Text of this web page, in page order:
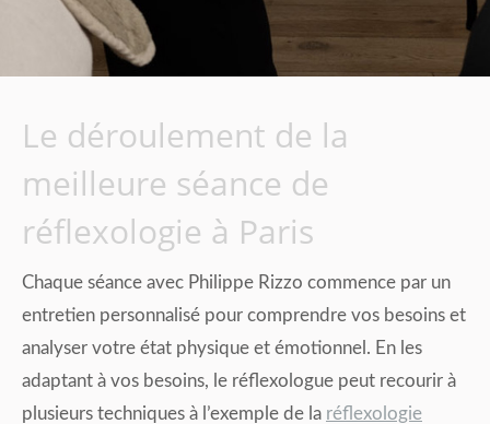
Le déroulement de la
meilleure séance de
réflexologie à Paris
Chaque séance avec Philippe Rizzo commence par un
entretien personnalisé pour comprendre vos besoins et
analyser votre état physique et émotionnel. En les
adaptant à vos besoins, le réflexologue peut recourir à
plusieurs techniques à l’exemple de la réflexologie